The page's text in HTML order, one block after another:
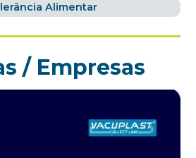
Alimentar
/ Empresas